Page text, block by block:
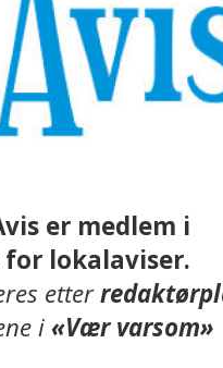
er medlem i
for lokalaviser.
etter
i«Vær varsom»